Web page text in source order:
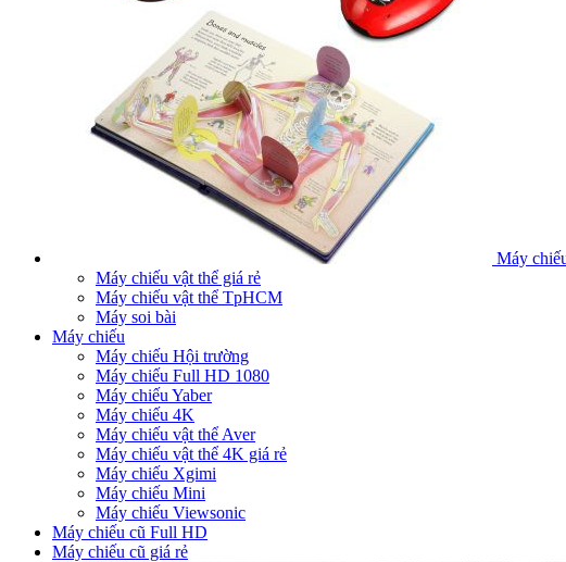
Máy
Máy chiếu vật thể giá rẻ
Máy chiếu vật thể TpHCM
Máy soi bài
Máy chiếu
Máy chiếu Hội trường
Máy chiếu Full HD 1080
Máy chiếu Yaber
Máy chiếu 4K
Máy chiếu vật thể Aver
Máy chiếu vật thể 4K giá rẻ
Máy chiếu Xgimi
Máy chiếu Mini
Máy chiếu Viewsonic
Máy chiếu cũ Full HD
Máy chiếu cũ giá rẻ